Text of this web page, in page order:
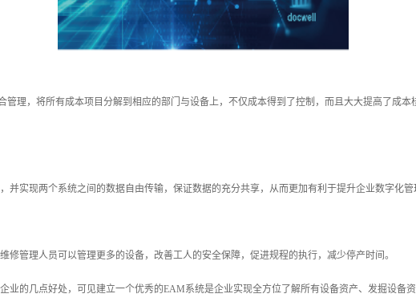
理，将所有成本项目分解到相应的部门与设备上，不仅成本得到了控制，而且大大提高了成
实现两个系统之间的数据自由传输，保证数据的充分共享，从而更加有利于提升企业数字化管
管理人员可以管理更多的设备，改善工人的安全保障，促进规程的执行，减少停产时间。
业的几点好处，可见建立一个优秀的EAM系统是企业实现全方位了解所有设备资产、发掘设备